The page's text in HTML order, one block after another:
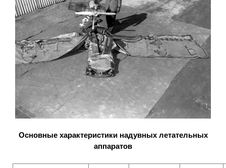
Основные характеристики надувных летательных
аппаратов